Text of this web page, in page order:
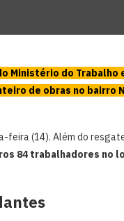
Ministério do Trabalho
de obras no bairro
feira (14). Além do
84 trabalhadores no